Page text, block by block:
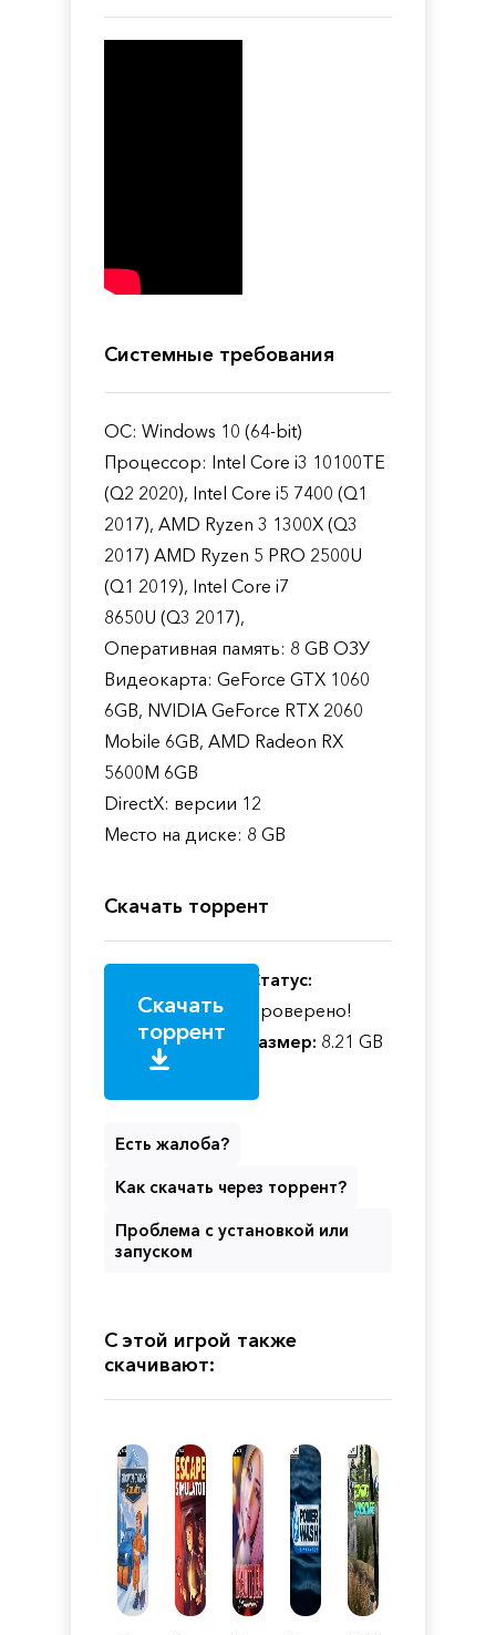
Системные требования
ОС: Windows 10 (64-bit)
Процессор: Intel Core i3 10100TE
(Q2 2020), Intel Core i5 7400 (Q1
2017), AMD Ryzen 3 1300X (Q3
2017) AMD Ryzen 5 PRO 2500U
(Q1 2019), Intel Core i7
8650U (Q3 2017),
Оперативная память: 8 GB ОЗУ
Видеокарта: GeForce GTX 1060
6GB, NVIDIA GeForce RTX 2060
Mobile 6GB, AMD Radeon RX
5600M 6GB
DirectX: версии 12
Место на диске: 8 GB
Скачать торрент
Скачать
торрент
Статус:
Проверено!
Размер: 8.21 GB
Есть жалоба?
Как скачать через торрент?
Проблема с установкой или
запуском
С этой игрой также
скачивают: